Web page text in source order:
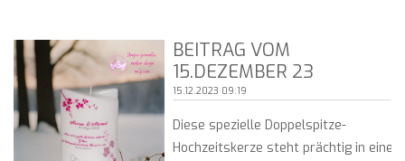
BEITRAG VOM
15.DEZEMBER 23
15.12.2023 09:19
Diese spezielle Doppelspitze-
Hochzeitskerze steht prächtig in einer